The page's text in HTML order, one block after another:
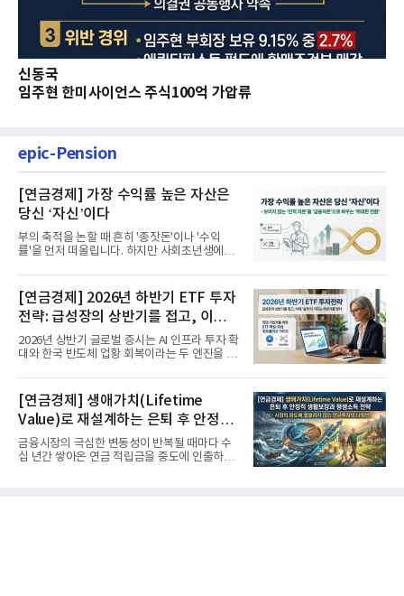
신동국
임주현 한미사이언스 주식100억 가압류
epic-Pension
[연금경제] 가장 수익률 높은 자산은
당신 ‘자신’이다
부의 축적을 논할 때 흔히 '종잣돈'이나 '수익
률'을 먼저 떠올립니다. 하지만 사회초년생에게
[연금경제] 2026년 하반기 ETF 투자
전략: 급성장의 상반기를 접고, 이제
'실적'이 가르는 하반기를 맞다
2026년 상반기 글로벌 증시는 AI 인프라 투자 확
대와 한국 반도체 업황 회복이라는 두 엔진을 달
[연금경제] 생애가치(Lifetime
Value)로 재설계하는 은퇴 후 안정적
생활보장과 평생소득 전략
금융시장의 극심한 변동성이 반복될 때마다 수
십 년간 쌓아온 연금 적립금을 중도에 인출하거